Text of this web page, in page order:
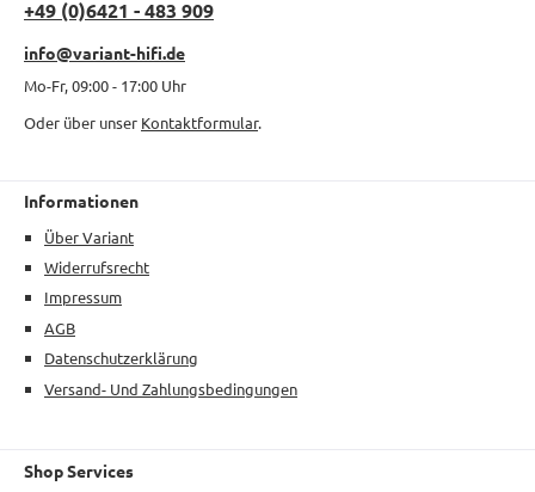
+49 (0)6421 - 483 909
info@variant-hifi.de
Mo-Fr, 09:00 - 17:00 Uhr
Oder über unser Kontaktformular.
Informationen
Über Variant
Widerrufsrecht
Impressum
AGB
Datenschutzerklärung
Versand- Und Zahlungsbedingungen
Shop Services